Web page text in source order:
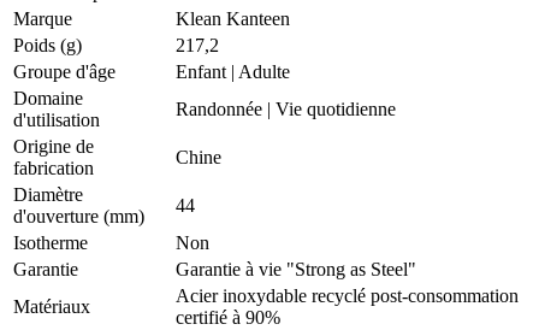
Marque
Klean Kanteen
Poids (g)
217,2
Groupe d'âge
Enfant | Adulte
Domaine
d'utilisation
Randonnée | Vie quotidienne
Origine de
fabrication
Chine
Diamètre
d'ouverture (mm)
44
Isotherme
Non
Garantie
Garantie à vie "Strong as Steel"
Matériaux
Acier inoxydable recyclé post-consommation
certifié à 90%